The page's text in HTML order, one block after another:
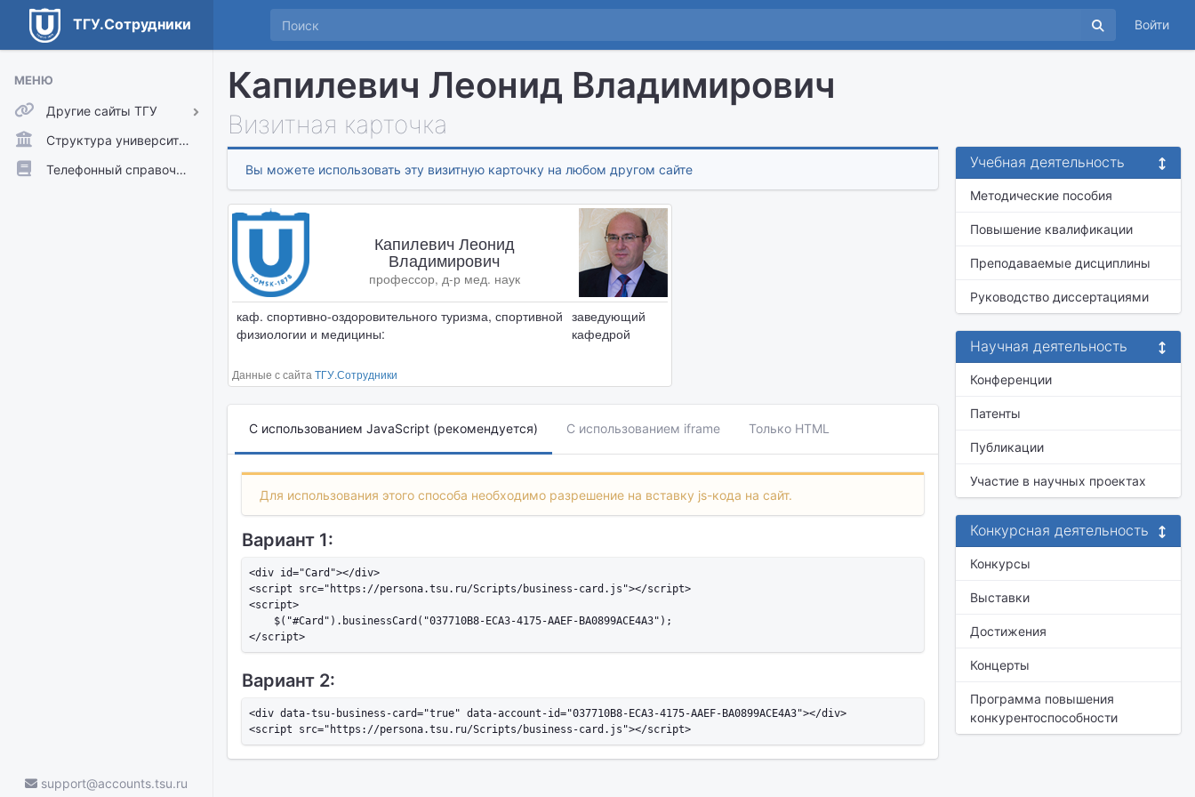
ТГУ.Сотрудники Войти
МЕНЮ
Другие сайты ТГУ
ТГУ.Аккаунты
ТГУ.Расписание
Структура университета
Телефонный справочник
support@accounts.tsu.ru
Капилевич Леонид Владимирович
Визитная карточка
Вы можете использовать эту визитную карточку на любом другом сайте
Капилевич Леонид
Владимирович
профессор, д-р мед. наук
каф. спортивно-оздоровительного туризма, спортивной
физиологии и медицины:
заведующий
кафедрой
Данные с сайта ТГУ.Сотрудники
С использованием JavaScript (рекомендуется) С использованием iframe Только HTML
Для использования этого способа необходимо разрешение на вставку js-кода на сайт.
Вариант 1:
<div id="Card"></div>
<script src="https://persona.tsu.ru/Scripts/business-card.js"></script>
<script>
    $("#Card").businessCard("037710B8-ECA3-4175-AAEF-BA0899ACE4A3");
Вариант 2:
<div data-tsu-business-card="true" data-account-id="037710B8-ECA3-4175-AAEF-BA0899ACE4A3"></div>
Учебная деятельность
Методические пособия
Повышение квалификации
Преподаваемые дисциплины
Руководство диссертациями
Научная деятельность
Конференции
Патенты
Публикации
Участие в научных проектах
Конкурсная деятельность
Конкурсы
Выставки
Достижения
Концерты
Программа повышения
конкурентоспособности